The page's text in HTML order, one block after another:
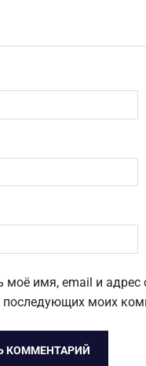
моё имя, email и адрес
последующих моих